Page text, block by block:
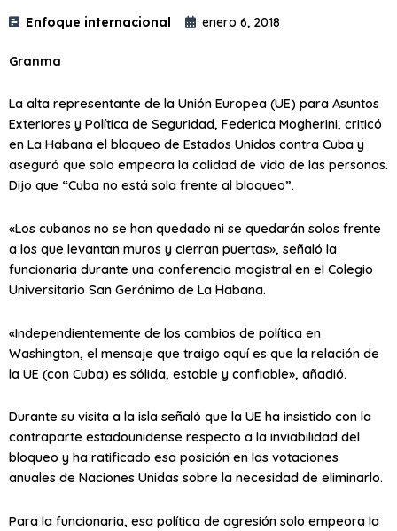
Enfoque internacional enero 6, 2018
Granma
La alta representante de la Unión Europea (UE) para Asuntos
Exteriores y Política de Seguridad, Federica Mogherini, criticó
en La Habana el bloqueo de Estados Unidos contra Cuba y
aseguró que solo empeora la calidad de vida de las personas.
Dijo que “Cuba no está sola frente al bloqueo”.
«Los cubanos no se han quedado ni se quedarán solos frente
a los que levantan muros y cierran puertas», señaló la
funcionaria durante una conferencia magistral en el Colegio
Universitario San Gerónimo de La Habana.
«Independientemente de los cambios de política en
Washington, el mensaje que traigo aquí es que la relación de
la UE (con Cuba) es sólida, estable y confiable», añadió.
Durante su visita a la isla señaló que la UE ha insistido con la
contraparte estadounidense respecto a la inviabilidad del
bloqueo y ha ratificado esa posición en las votaciones
anuales de Naciones Unidas sobre la necesidad de eliminarlo.
Para la funcionaria, esa política de agresión solo empeora la